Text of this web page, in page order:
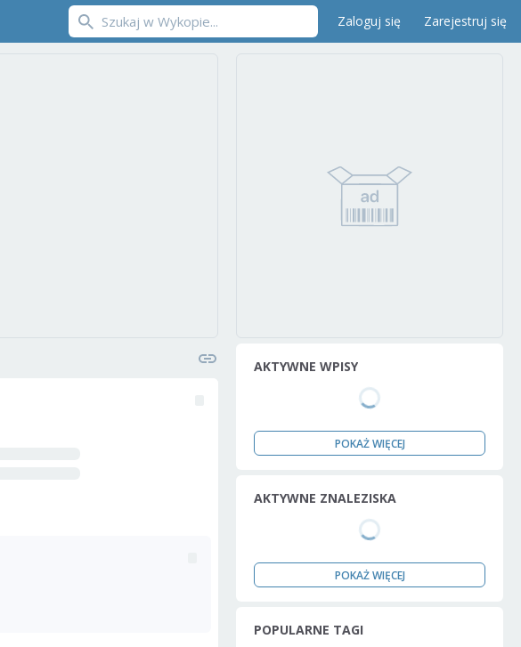
Zaloguj się Zarejestruj się
AKTYWNE WPISY
POKAŻ WIĘCEJ
AKTYWNE ZNALEZISKA
POKAŻ WIĘCEJ
POPULARNE TAGI